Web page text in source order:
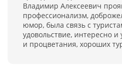
Владимир Алексеевич
профессионализм,
юмор, была связь с
удовольствие, интересно и
и процветания, хороших